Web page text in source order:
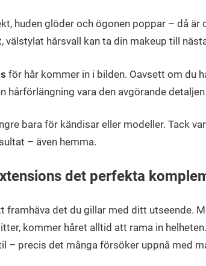
huden glöder och ögonen poppar – då
välstylat hårsvall kan ta din makeup till
för hår kommer in i bilden. Oavsett om du
hårförlängning vara den avgörande
bara för kändisar eller modeller. Tack
– även hemma.
det perfekta
framhäva det du gillar med ditt utseende.
kommer håret alltid att rama in
– precis det många försöker uppnå med